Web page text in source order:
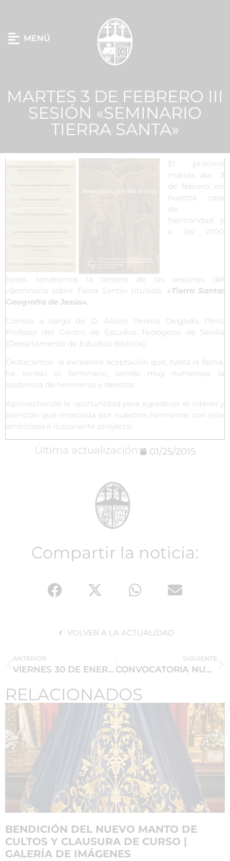
MENÚ
MARTES 3 DE FEBRERO III
SESIÓN «SEMINARIO
TIERRA SANTA»
El próximo
martes día 3
de febrero, en
nuestra casa
de
hermandad y
a las 21:00
horas, tendremos la tercera de las sesiones del
«Seminario sobre Tierra Santa» titulada: «Tierra Santa:
Geografía de Jesús».
Correrá a cargo de D. Álvaro Pereira Delgado, Pbro.
Profesor del Centro de Estudios Teológicos de Sevilla
(Departamento de Estudios Bíblicos).
Destacamos la excelente aceptación que, hasta la fecha,
ha tenido el Seminario, siendo muy numerosa la
asistencia de hermanos y devotos.
Aprovechando la oportunidad para agradecer el interés y
atención que mostrada por nuestros hermanos con este
ambicioso e ilusionante proyecto.
Última actualización: 01/25/2015
Compartir la noticia:
VOLVER A LA ACTUALIDAD
ANTERIOR
VIERNES 30 DE ENERO MISA DE HERMANDAD
SIGUIENTE
CONVOCATORIA NUEVOS ACÓLITOS
RELACIONADOS
BENDICIÓN DEL NUEVO MANTO DE
CULTOS Y CLAUSURA DE CURSO |
GALERÍA DE IMÁGENES